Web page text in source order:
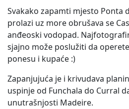
Svakako zapamti mjesto Ponta
prolazi uz more obrušava se
anđeoski vodopad.
sjajno može poslužiti da
ponesu i kupaće :)
Zapanjujuća je i krivudava
uspinje od Funchala do Curral
unutrašnjosti Madeire.